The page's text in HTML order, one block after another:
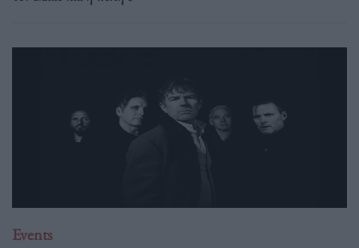
Events